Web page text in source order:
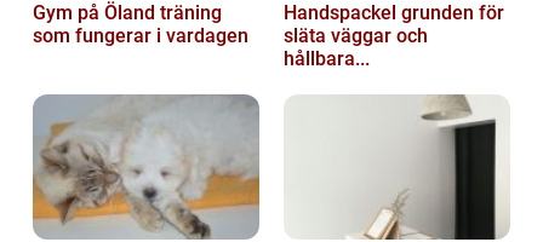
Gym på Öland träning
som fungerar i vardagen
Handspackel grunden för
släta väggar och
hållbara...